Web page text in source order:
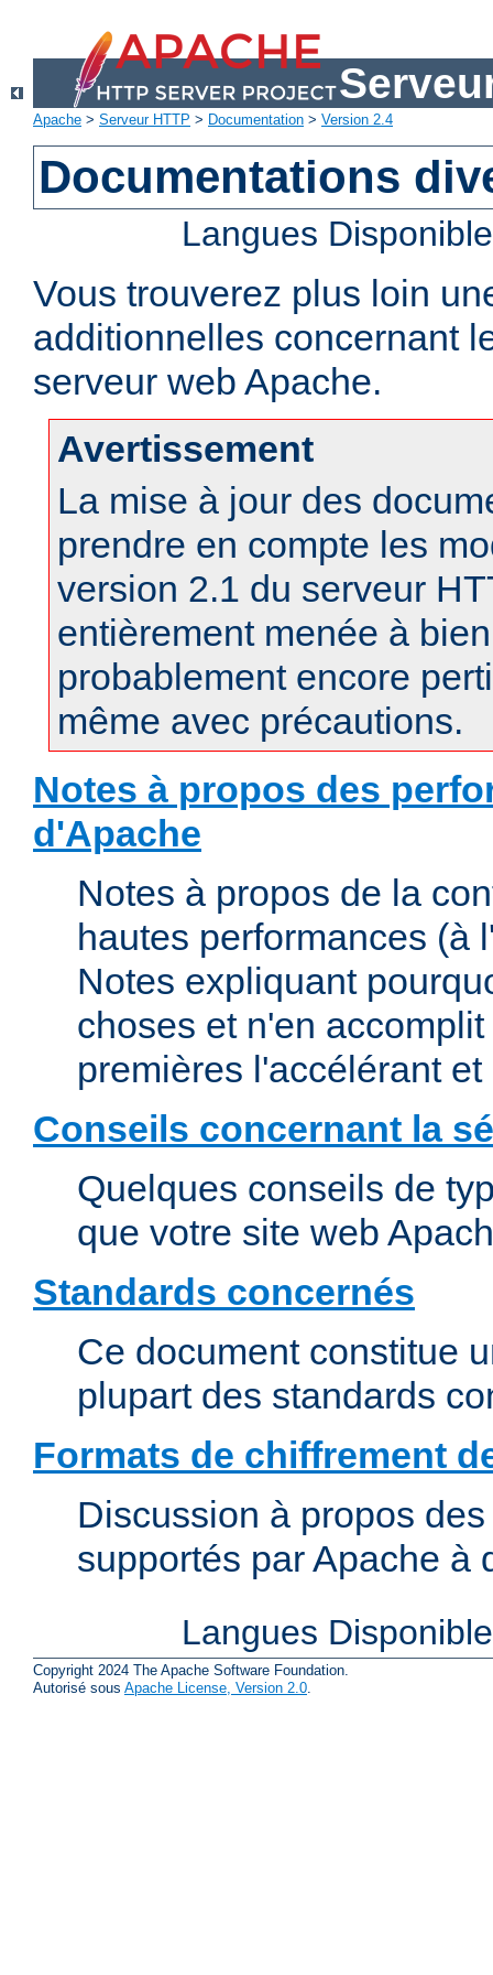
Apache > Serveur HTTP > Documentation > Version 2.4
Documentations
Langues
Vous trouverez plus loin
additionnelles concernant
serveur web Apache.
Avertissement
La mise à jour des
prendre en compte les
version 2.1 du serveur
entièrement menée à
probablement encore
même avec précautions.
Notes à propos des
d'Apache
Notes à propos de la
hautes performances (à
Notes expliquant
choses et n'en
premières l'accélérant
Conseils concernant la
Quelques conseils de
que votre site web
Standards concernés
Ce document constitue
plupart des standards
Formats de chiffrement
Discussion à propos
supportés par Apache à
Langues
Copyright 2024 The Apache Software Foundation.
Autorisé sous Apache License, Version 2.0